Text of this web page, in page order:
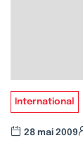
International
28 mai 2009